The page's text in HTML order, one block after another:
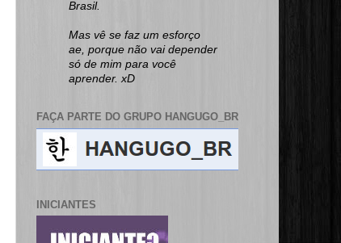
Brasil.
Mas vê se faz um esforço
ae, porque não vai depender
só de mim para você
aprender. xD
FAÇA PARTE DO GRUPO HANGUGO_BR
INICIANTES